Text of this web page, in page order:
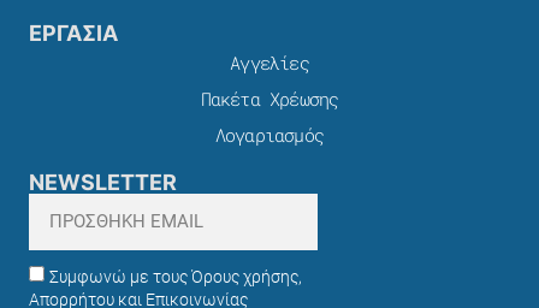
ΕΡΓΑΣΙΑ
Αγγελίες
Πακέτα Χρέωσης​
Λογαριασμός
NEWSLETTER
Συμφωνώ με τους Όρους χρήσης,
Απορρήτου και Επικοινωνίας